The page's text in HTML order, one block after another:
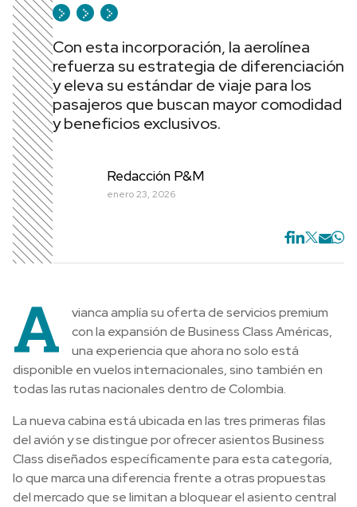
Con esta incorporación, la aerolínea
refuerza su estrategia de diferenciación
y eleva su estándar de viaje para los
pasajeros que buscan mayor comodidad
y beneficios exclusivos.
Redacción P&M
enero 23, 2026
A
vianca amplía su oferta de servicios premium
con la expansión de Business Class Américas,
una experiencia que ahora no solo está
disponible en vuelos internacionales, sino también en
todas las rutas nacionales dentro de Colombia.
La nueva cabina está ubicada en las tres primeras filas
del avión y se distingue por ofrecer asientos Business
Class diseñados específicamente para esta categoría,
lo que marca una diferencia frente a otras propuestas
del mercado que se limitan a bloquear el asiento central